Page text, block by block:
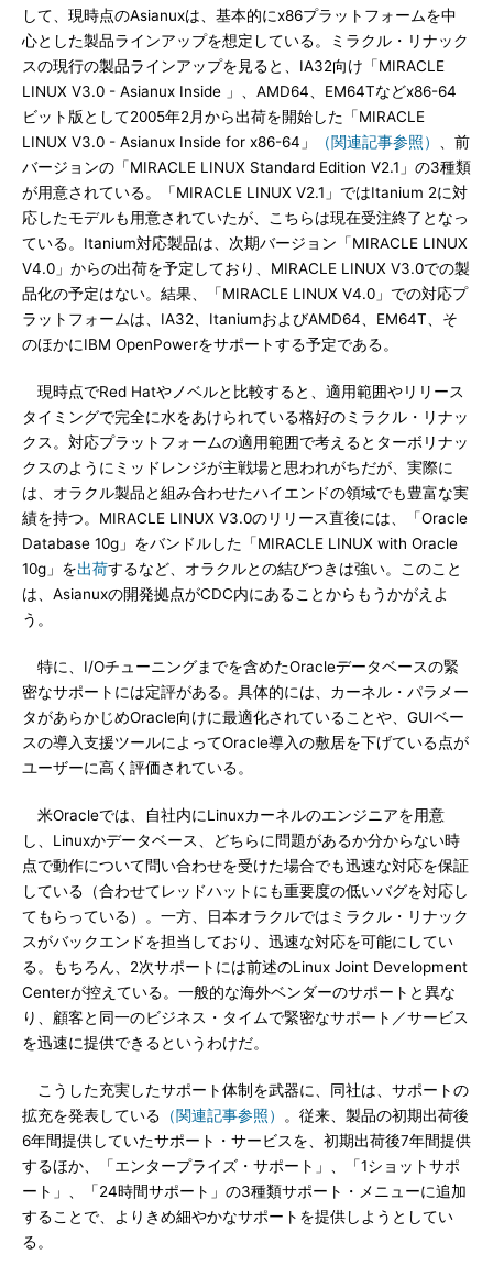
して、現時点のAsianuxは、基本的にx86プラットフォームを中
心とした製品ラインアップを想定している。ミラクル・リナック
スの現行の製品ラインアップを見ると、IA32向け「MIRACLE
LINUX V3.0 - Asianux Inside 」、AMD64、EM64Tなどx86-64
ビット版として2005年2月から出荷を開始した「MIRACLE
LINUX V3.0 - Asianux Inside for x86-64」
（関連記事参照）
、前
バージョンの「MIRACLE LINUX Standard Edition V2.1」の3種類
が用意されている。「MIRACLE LINUX V2.1」ではItanium 2に対
応したモデルも用意されていたが、こちらは現在受注終了となっ
ている。Itanium対応製品は、次期バージョン「MIRACLE LINUX
V4.0」からの出荷を予定しており、MIRACLE LINUX V3.0での製
品化の予定はない。結果、「MIRACLE LINUX V4.0」での対応プ
ラットフォームは、IA32、ItaniumおよびAMD64、EM64T、そ
のほかにIBM OpenPowerをサポートする予定である。
現時点でRed Hatやノベルと比較すると、適用範囲やリリース
タイミングで完全に水をあけられている格好のミラクル・リナッ
クス。対応プラットフォームの適用範囲で考えるとターボリナッ
クスのようにミッドレンジが主戦場と思われがちだが、実際に
は、オラクル製品と組み合わせたハイエンドの領域でも豊富な実
績を持つ。MIRACLE LINUX V3.0のリリース直後には、「Oracle
Database 10g」をバンドルした「MIRACLE LINUX with Oracle
10g」を出荷するなど、オラクルとの結びつきは強い。このこと
は、Asianuxの開発拠点がCDC内にあることからもうかがえよ
う。
特に、I/Oチューニングまでを含めたOracleデータベースの緊
密なサポートには定評がある。具体的には、カーネル・パラメー
タがあらかじめOracle向けに最適化されていることや、GUIベー
スの導入支援ツールによってOracle導入の敷居を下げている点が
ユーザーに高く評価されている。
米Oracleでは、自社内にLinuxカーネルのエンジニアを用意
し、Linuxかデータベース、どちらに問題があるか分からない時
点で動作について問い合わせを受けた場合でも迅速な対応を保証
している（合わせてレッドハットにも重要度の低いバグを対応し
てもらっている）。一方、日本オラクルではミラクル・リナック
スがバックエンドを担当しており、迅速な対応を可能にしてい
る。もちろん、2次サポートには前述のLinux Joint Development
Centerが控えている。一般的な海外ベンダーのサポートと異な
り、顧客と同一のビジネス・タイムで緊密なサポート／サービス
を迅速に提供できるというわけだ。
こうした充実したサポート体制を武器に、同社は、サポートの
拡充を発表している （関連記事参照）
。従来、製品の初期出荷後
6年間提供していたサポート・サービスを、初期出荷後7年間提供
するほか、「エンタープライズ・サポート」、「1ショットサポ
ート」、「24時間サポート」の3種類サポート・メニューに追加
することで、よりきめ細やかなサポートを提供しようとしてい
る。